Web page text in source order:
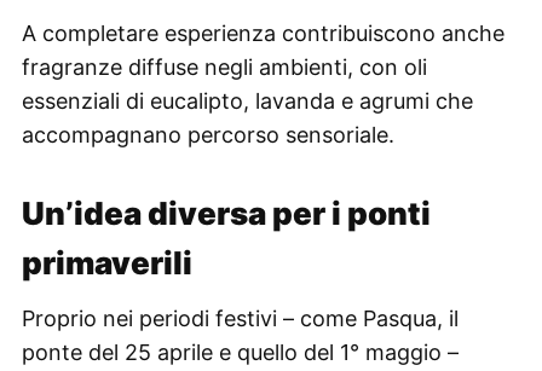
A completare esperienza contribuiscono anche
fragranze diffuse negli ambienti, con oli
essenziali di eucalipto, lavanda e agrumi che
accompagnano percorso sensoriale.
Un’idea diversa per i ponti
primaverili
Proprio nei periodi festivi – come Pasqua, il
ponte del 25 aprile e quello del 1° maggio –